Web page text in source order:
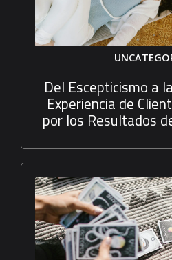
Del Escepticismo a
Experiencia de
por los Resultados